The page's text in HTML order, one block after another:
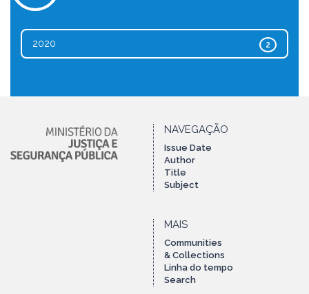
2
2020
NAVEGAÇÃO
Issue Date
Author
Title
Subject
MAIS
Communities
& Collections
Linha do tempo
Search